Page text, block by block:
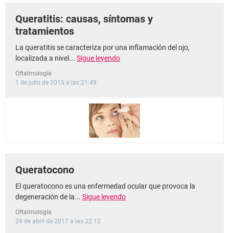
BIENESTAR
SEXUALIDAD
GLOSARIO
Queratitis: causas, síntomas y
tratamientos
La queratitis se caracteriza por una inflamación del ojo,
localizada a nivel... Sigue leyendo
Oftalmología
1 de julio de 2015 a las 21:49
Queratocono
El queratocono es una enfermedad ocular que provoca la
degeneración de la... Sigue leyendo
Oftalmología
29 de abril de 2017 a las 22:12